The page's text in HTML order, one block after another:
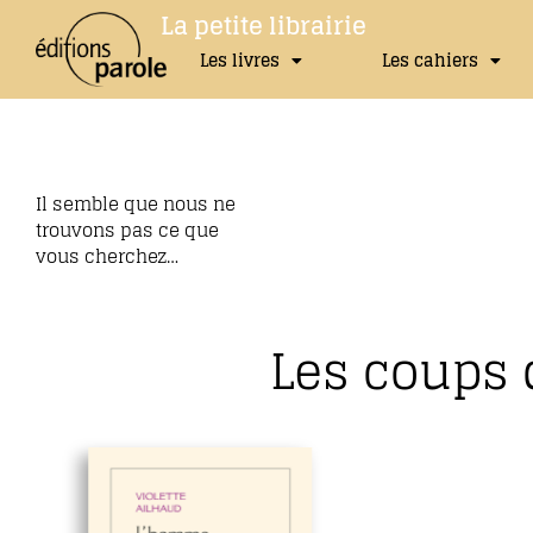
La petite librairie
Les livres Les cahiers
Il semble que nous ne
trouvons pas ce que
vous cherchez…
Les